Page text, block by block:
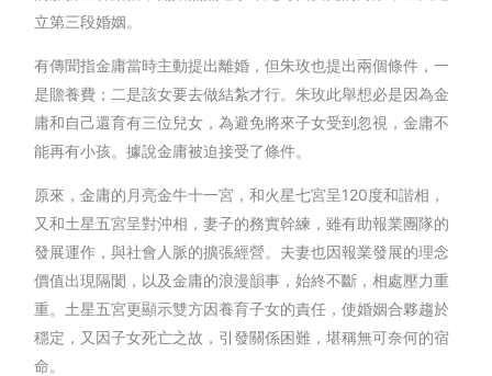
立第三段婚姻。
有傳聞指金庸當時主動提出離婚，但朱玫也提出兩個條件，一
是贍養費；二是該女要去做結紮才行。朱玫此舉想必是因為金
庸和自己還育有三位兒女，為避免將來子女受到忽視，金庸不
能再有小孩。據說金庸被迫接受了條件。
原來，金庸的月亮金牛十一宮，和火星七宮呈120度和諧相，
又和土星五宮呈對沖相，妻子的務實幹練，雖有助報業團隊的
發展運作，與社會人脈的擴張經營。夫妻也因報業發展的理念
價值出現隔閡，以及金庸的浪漫韻事，始終不斷，相處壓力重
重。土星五宮更顯示雙方因養育子女的責任，使婚姻合夥趨於
穩定，又因子女死亡之故，引發關係困難，堪稱無可奈何的宿
命。